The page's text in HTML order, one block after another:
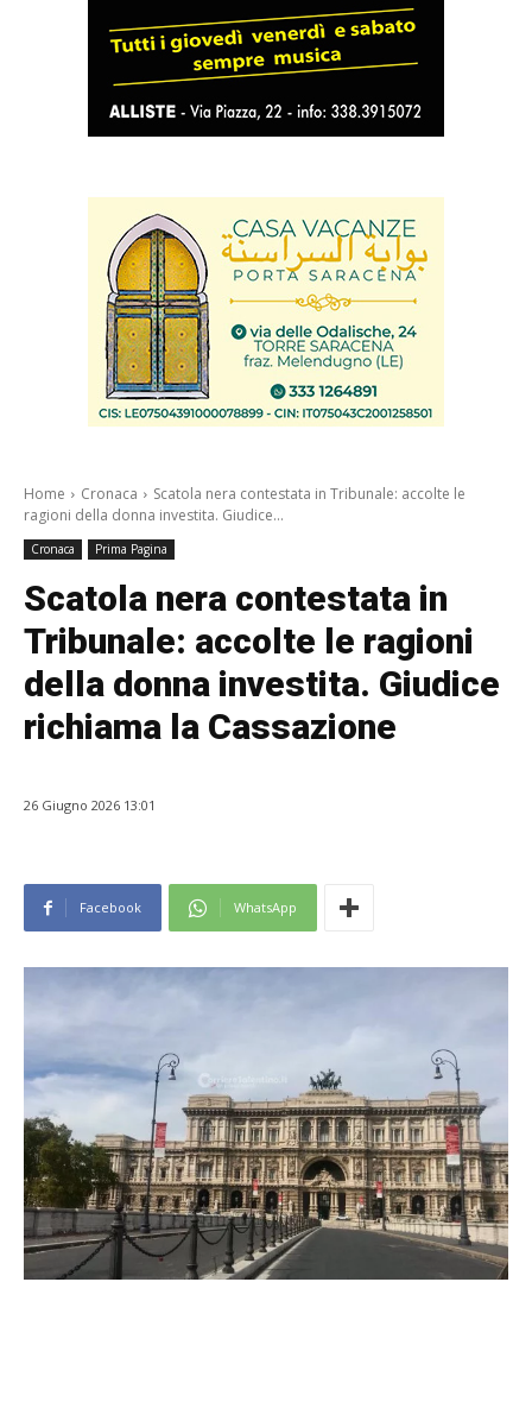
Home Cronaca
Scatola nera contestata in Tribunale: accolte le
ragioni della donna investita. Giudice...
Cronaca Prima Pagina
Scatola nera contestata in
Tribunale: accolte le ragioni
della donna investita. Giudice
richiama la Cassazione
26 Giugno 2026 13:01
Facebook WhatsApp